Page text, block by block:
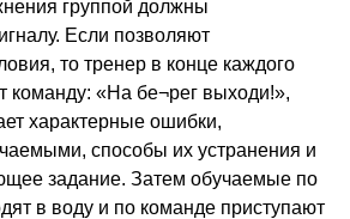
группой должны
Если позволяют
то тренер в конце каждого
команду: «На бе¬рег выходи!»,
характерные ошибки,
способы их устранения и
задание. Затем обучаемые по
в воду и по команде приступают